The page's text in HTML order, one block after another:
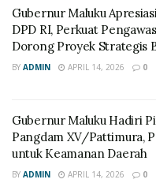
Gubernur Maluku
DPD RI, Perkuat
Dorong Proyek Strategis
BY ADMIN APRIL 14, 2026 0
Gubernur Maluku Hadiri
Pangdam XV/Pattimura,
untuk Keamanan Daerah
BY ADMIN APRIL 14, 2026 0